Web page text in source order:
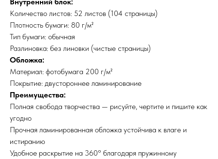
Количество листов: 52 листов (104 страницы)
Плотность бумаги: 80 г/м²
Тип бумаги: обычная
Разлиновка: без линовки (чистые страницы)
Обложка:
Материал: фотобумага 200 г/м²
Покрытие: двустороннее ламинирование
Преимущества:
Полная свобода творчества — рисуйте, чертите и пишите как
угодно
Прочная ламинированная обложка устойчива к влаге и
истиранию
Удобное раскрытие на 360° благодаря пружинному